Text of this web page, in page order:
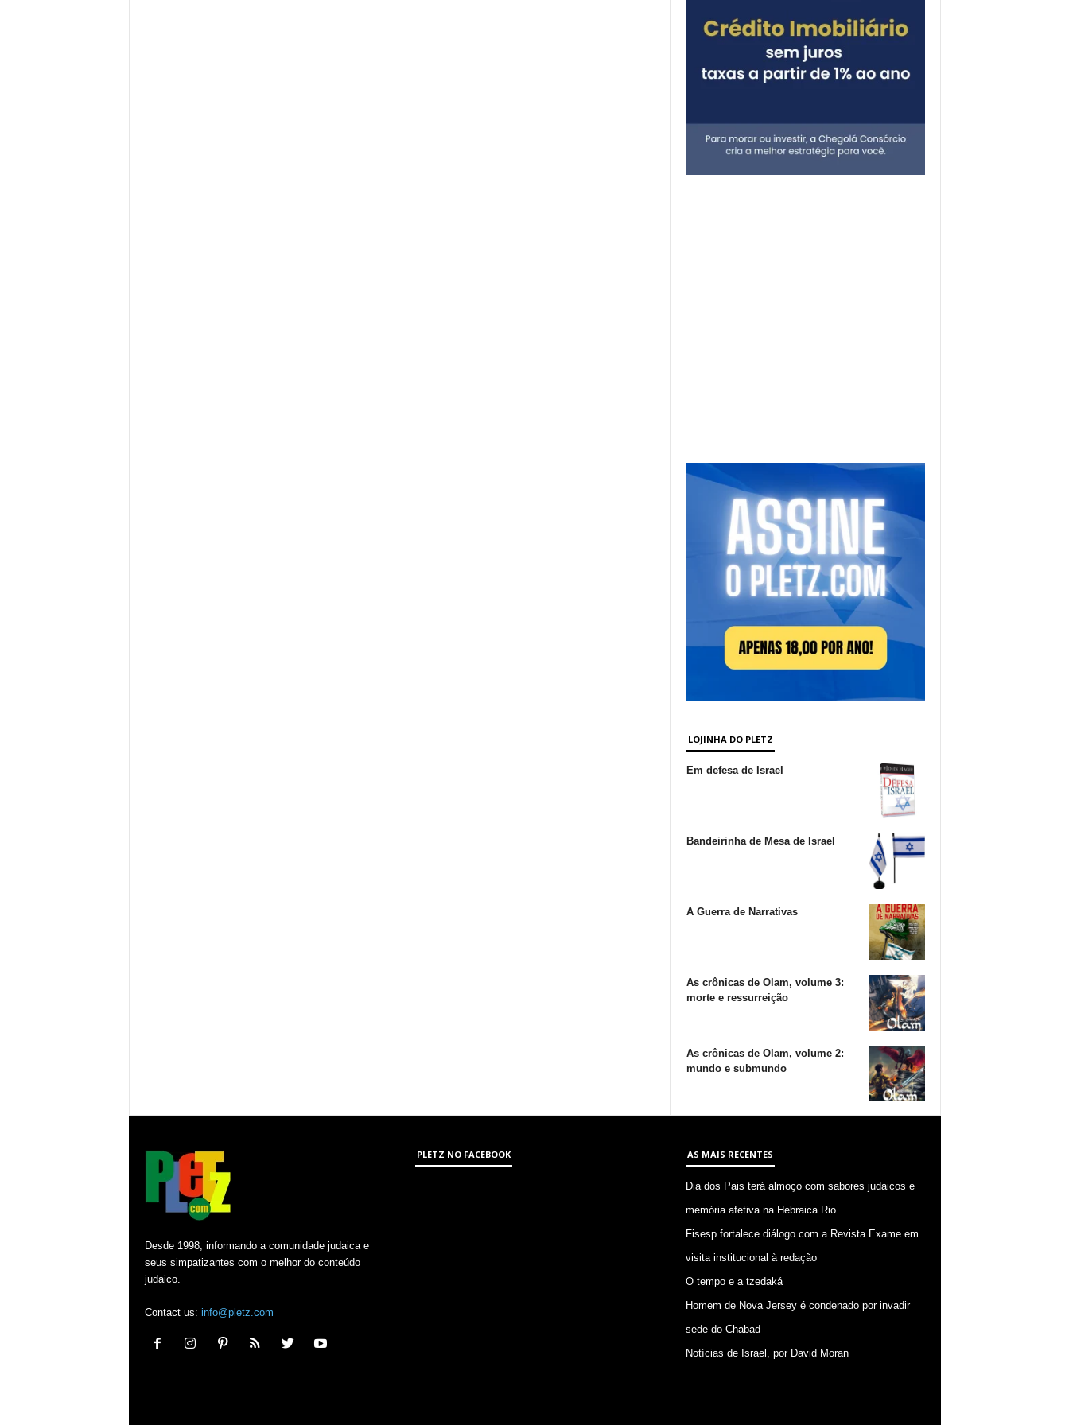
LOJINHA DO PLETZ
Em defesa de Israel
Bandeirinha de Mesa de Israel
A Guerra de Narrativas
As crônicas de Olam, volume 3:
morte e ressurreição
As crônicas de Olam, volume 2:
mundo e submundo
Desde 1998, informando a comunidade judaica e
seus simpatizantes com o melhor do conteúdo
judaico.
Contact us: info@pletz.com
PLETZ NO FACEBOOK AS MAIS RECENTES
Dia dos Pais terá almoço com sabores judaicos e
memória afetiva na Hebraica Rio
Fisesp fortalece diálogo com a Revista Exame em
visita institucional à redação
O tempo e a tzedaká
Homem de Nova Jersey é condenado por invadir
sede do Chabad
Notícias de Israel, por David Moran